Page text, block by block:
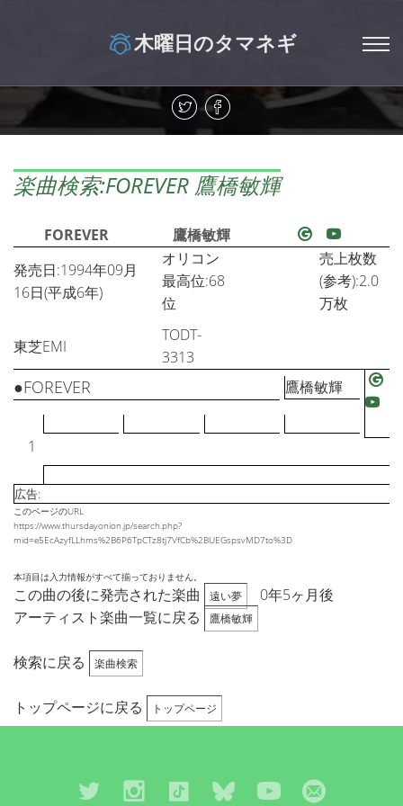
木曜日のタマネギ
楽曲検索:FOREVER 鷹橋敏輝
FOREVER
鷹橋敏輝
発売日:1994年09月
16日(平成6年)
オリコン
最高位:68
位
売上枚数
(参考):2.0
万枚
東芝EMI
TODT-
3313
1
●FOREVER 鷹橋敏輝
広告:
このページのURL
https://www.thursdayonion.jp/search.php?
mid=e5EcAzyfLLhms%2B6P6TpCTz8tj7VfCb%2BUEGspsvMD7to%3D
本項目は入力情報がすべて揃っておりません。
この曲の後に発売された楽曲 遠い夢
0年5ヶ月後
アーティスト楽曲一覧に戻る
鷹橋敏輝
検索に戻る 楽曲検索
トップページに戻る トップページ